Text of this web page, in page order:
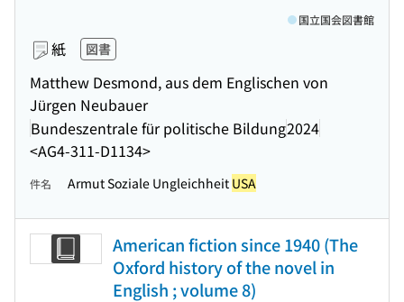
紙 図書
Matthew Desmond, aus dem Englischen von
Jürgen Neubauer
Bundeszentrale für politische Bildung2024
<AG4-311-D1134>
国立国会図書館
件名 Armut Soziale Ungleichheit USA
American fiction since 1940 (The
Oxford history of the novel in
English ; volume 8)